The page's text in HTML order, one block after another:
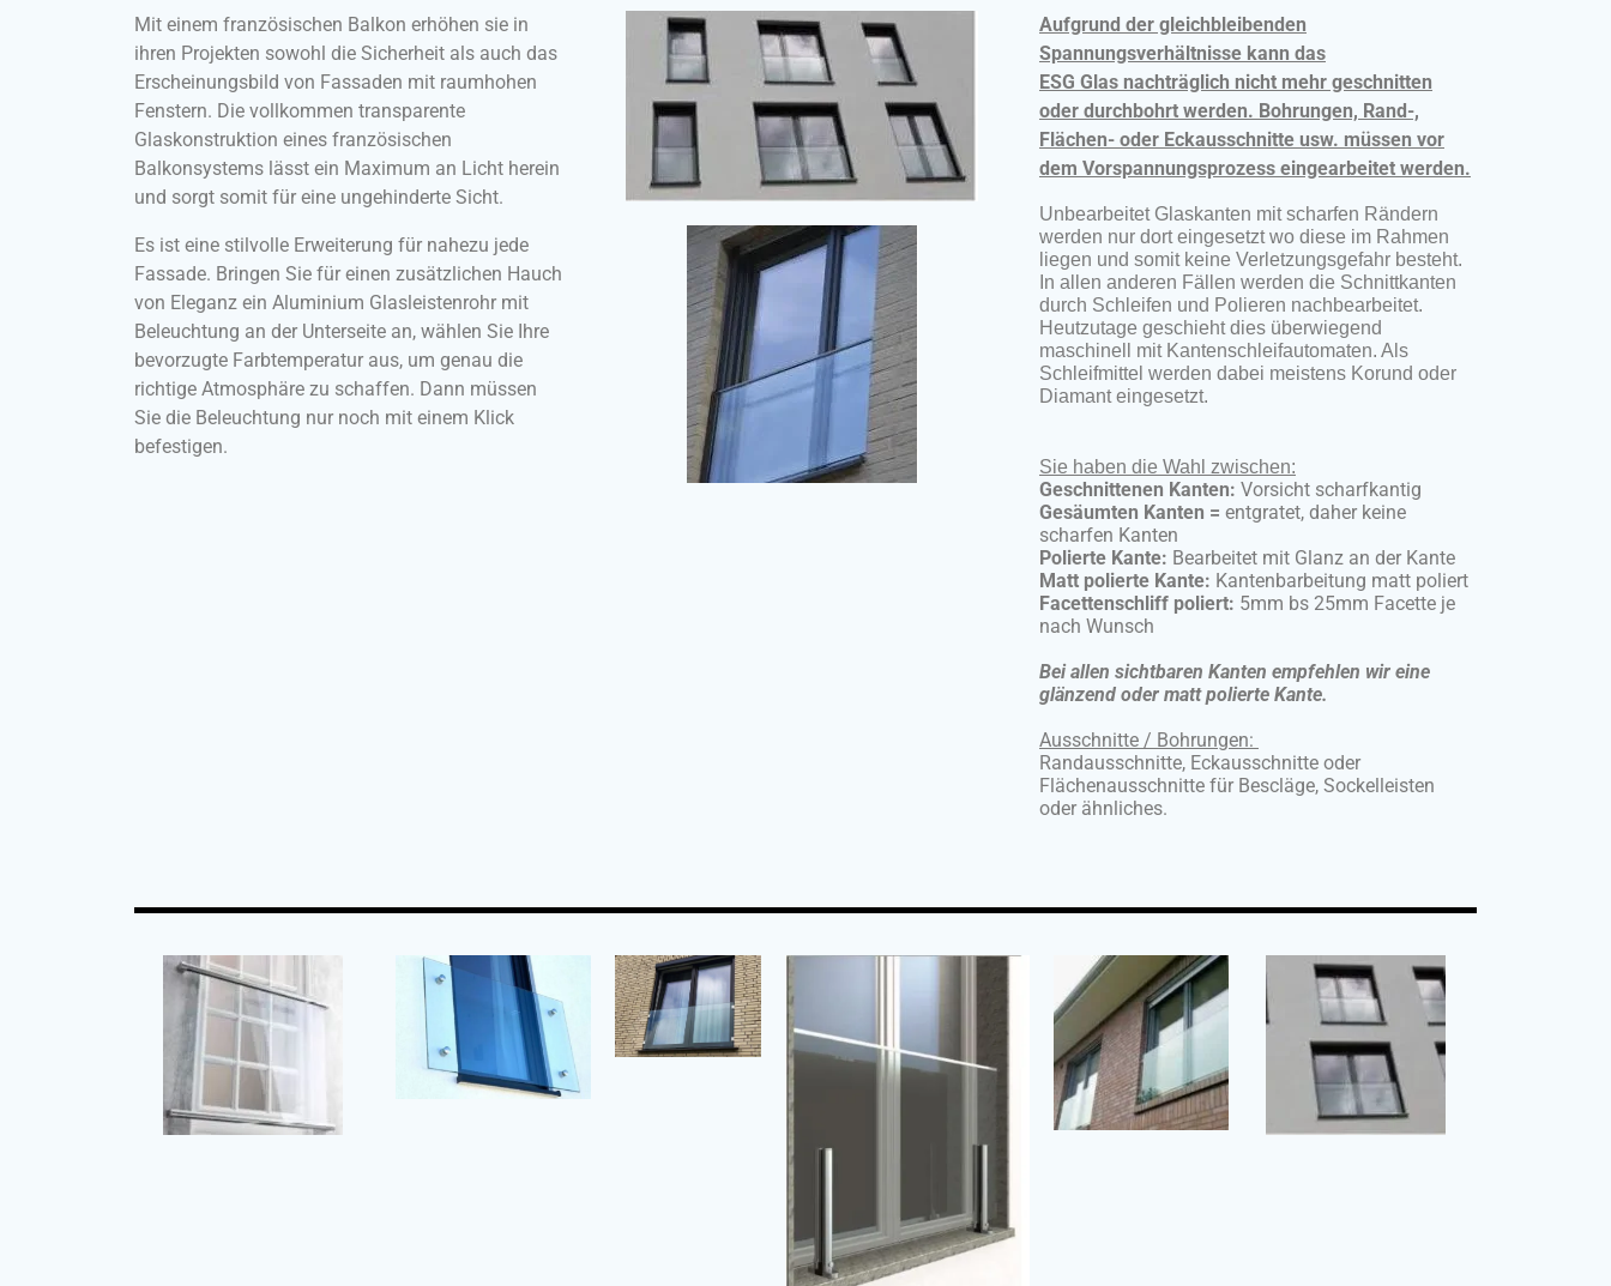
Mit einem französischen Balkon erhöhen sie in
ihren Projekten sowohl die Sicherheit als auch das
Erscheinungsbild von Fassaden mit raumhohen
Fenstern. Die vollkommen transparente
Glaskonstruktion eines französischen
Balkonsystems lässt ein Maximum an Licht herein
und sorgt somit für eine ungehinderte Sicht.
Es ist eine stilvolle Erweiterung für nahezu jede
Fassade. Bringen Sie für einen zusätzlichen Hauch
von Eleganz ein Aluminium Glasleistenrohr mit
Beleuchtung an der Unterseite an, wählen Sie Ihre
bevorzugte Farbtemperatur aus, um genau die
richtige Atmosphäre zu schaffen. Dann müssen
Sie die Beleuchtung nur noch mit einem Klick
befestigen.
Aufgrund der gleichbleibenden
Spannungsverhältnisse kann das
ESG Glas nachträglich nicht mehr geschnitten
oder durchbohrt werden. Bohrungen, Rand-,
Flächen- oder Eckausschnitte usw. müssen vor
dem Vorspannungsprozess eingearbeitet werden.
Unbearbeitet Glaskanten mit scharfen Rändern
werden nur dort eingesetzt wo diese im Rahmen
liegen und somit keine Verletzungsgefahr besteht.
In allen anderen Fällen werden die Schnittkanten
durch Schleifen und Polieren nachbearbeitet.
Heutzutage geschieht dies überwiegend
maschinell mit Kantenschleifautomaten. Als
Schleifmittel werden dabei meistens Korund oder
Diamant eingesetzt.
Sie haben die Wahl zwischen:
Geschnittenen Kanten: Vorsicht scharfkantig
Gesäumten Kanten = entgratet, daher keine
scharfen Kanten
Polierte Kante: Bearbeitet mit Glanz an der Kante
Matt polierte Kante: Kantenbarbeitung matt poliert
Facettenschliff poliert: 5mm bs 25mm Facette je
nach Wunsch
Bei allen sichtbaren Kanten empfehlen wir eine
glänzend oder matt polierte Kante.
Ausschnitte / Bohrungen:
Randausschnitte, Eckausschnitte oder
Flächenausschnitte für Bescläge, Sockelleisten
oder ähnliches.